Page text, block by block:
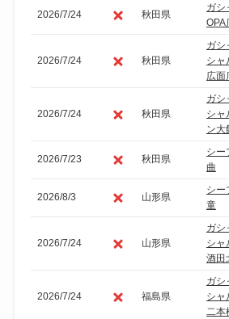
2026/7/24 秋田県
ガシ
OPA
2026/7/24 秋田県
ガシ
シャ
広面
2026/7/24 秋田県
ガシ
シャ
ン大
2026/7/23 秋田県
シー
曲
2026/8/3 山形県
シー
童
2026/7/24 山形県
ガシ
シャ
酒田
2026/7/24 福島県
ガシ
シャ
二本